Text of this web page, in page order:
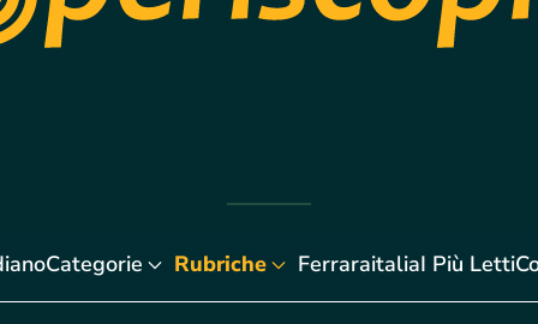
Categorie Rubriche FerraraitaliaI Più Letti